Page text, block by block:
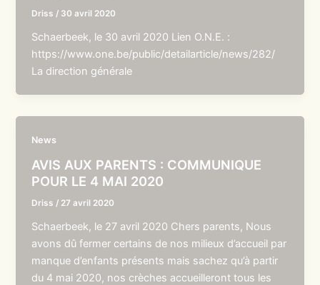
Driss / 30 avril 2020
Schaerbeek, le 30 avril 2020 Lien O.N.E. :
https://www.one.be/public/detailarticle/news/282/
La direction générale
News
AVIS AUX PARENTS : COMMUNIQUE
POUR LE 4 MAI 2020
Driss / 27 avril 2020
Schaerbeek, le 27 avril 2020 Chers parents, Nous
avons dû fermer certains de nos milieux d’accueil par
manque d’enfants présents mais sachez qu’à partir
du 4 mai 2020, nos crèches accueilleront tous les